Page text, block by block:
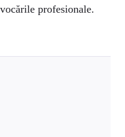
profesionale.